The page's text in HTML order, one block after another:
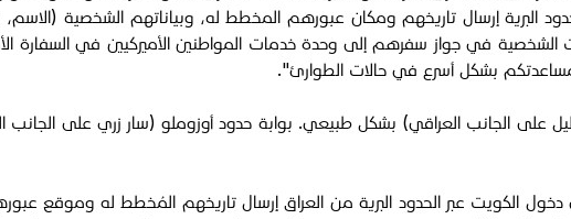
البرية إرسال تاريخهم ومكان عبورهم المخطط له، وبياناتهم الشخصية
في جواز سفرهم إلى وحدة خدمات المواطنين الأميركيين في السفارة
بشكل أسرع في حالات الطوارئ".
دخول الكويت عبر الحدود البرية من العراق إرسال تاريخهم المُخطط له وموقع